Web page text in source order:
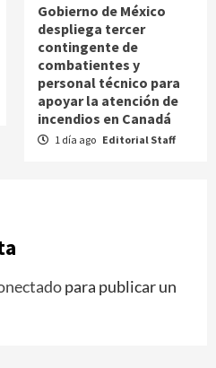
Gobierno de México
despliega tercer
contingente de
combatientes y
personal técnico para
apoyar la atención de
incendios en Canadá
1 día ago Editorial Staff
para publicar un